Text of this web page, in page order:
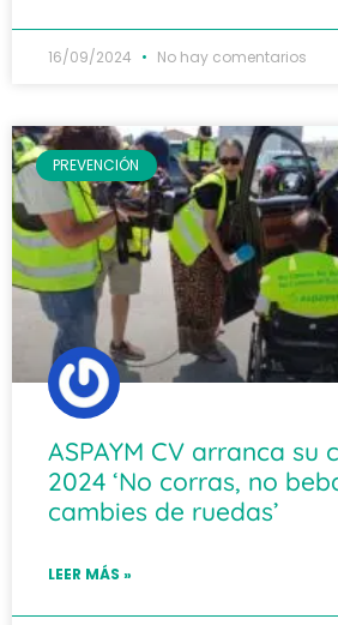
16/09/2024 No hay comentarios
PREVENCIÓN
ASPAYM CV arranca su
2024 ‘No corras, no
cambies de ruedas’
LEER MÁS »